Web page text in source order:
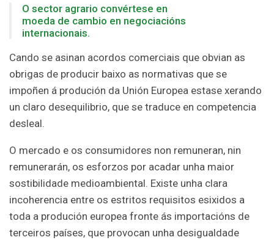
O sector agrario convértese en
moeda de cambio en negociacións
internacionais.
Cando se asinan acordos comerciais que obvian as
obrigas de producir baixo as normativas que se
impoñen á produción da Unión Europea estase xerando
un claro desequilibrio, que se traduce en competencia
desleal.
O mercado e os consumidores non remuneran, nin
remunerarán, os esforzos por acadar unha maior
sostibilidade medioambiental. Existe unha clara
incoherencia entre os estritos requisitos esixidos a
toda a produción europea fronte ás importacións de
terceiros países, que provocan unha desigualdade